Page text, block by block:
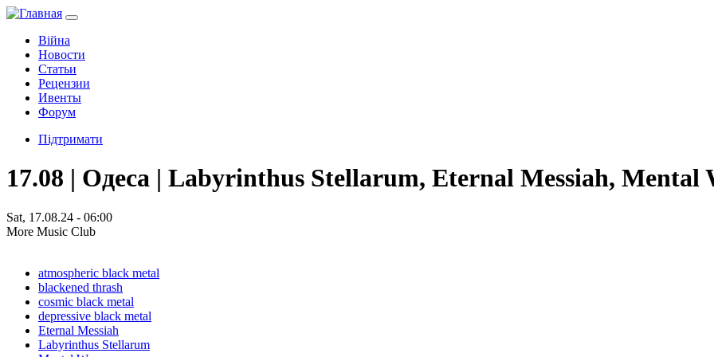
Війна
Новости
Статьи
Рецензии
Ивенты
Форум
Підтримати
17.08 | Одеса | Labyrinthus Stellarum, Eternal Messiah, Mental
Sat, 17.08.24 - 06:00
More Music Club
atmospheric black metal
blackened thrash
cosmic black metal
depressive black metal
Eternal Messiah
Labyrinthus Stellarum